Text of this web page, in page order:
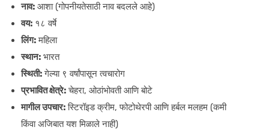
नाव: आशा (गोपनीयतेसाठी नाव बदलले आहे)
वय: १८ वर्षे
लिंग:महिला
स्थान: भारत
स्थिती:गेल्या ९ वर्षांपासून त्वचारोग
प्रभावित क्षेत्रे:चेहरा, ओठांभोवती आणि बोटे
मागील उपचार:स्टिरॉइड क्रीम, फोटोथेरपी आणि हर्बल मलहम (कमी
किंवा अजिबात यश मिळाले नाही)